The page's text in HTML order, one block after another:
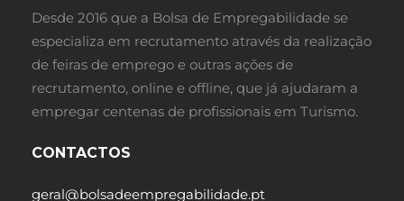
Desde 2016 que a Bolsa de Empregabilidade se
especializa em recrutamento através da realização
de feiras de emprego e outras ações de
recrutamento, online e offline, que já ajudaram a
empregar centenas de profissionais em Turismo.
CONTACTOS
geral@bolsadeempregabilidade.pt